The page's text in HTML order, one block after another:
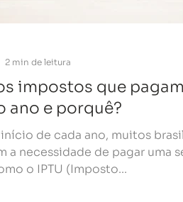
impostos que
ano e porquê?
início de cada ano, muitos
a necessidade de pagar uma
o IPTU (Imposto...
2 min de leitura